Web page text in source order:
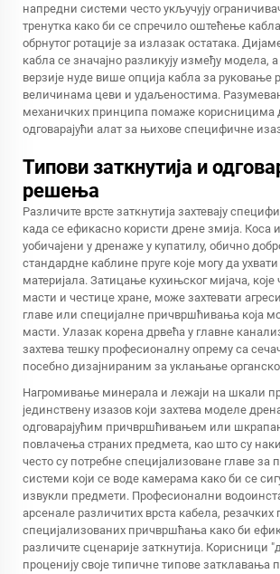
напредни системи често укључују
тренутка како би се спречило оштећење
обрнутог ротације за излазак остатака.
кабла се значајно разликују између модела,
верзије нуде више опција кабла за руковање
величинама цеви и удаљеностима.
механичких принципа помаже корисницима
одговарајући алат за њихове специфичне
Типови заткнутија и
решења
Различите врсте заткнутија захтевају
када се ефикасно користи дрене змија. Коса
уобичајени у дренаже у купатилу, обично
стандардне каблине пруге које могу да
материјала. Затицање кухињског мијача, које
масти и честице хране, може захтевати
главе или специјалне причвршћивања која
масти. Улазак корена дрвећа у главне
захтева тешку професионалну опрему са
посебно дизајнираним за уклањање
Нагромивање минерала и лежаји на шкали
јединствену изазов који захтева моделе
одговарајућим причвршћивањем или
повлачења страних предмета, као што су
често су потребне специјализоване главе за
системи који се воде камерама како би се
извукли предмети. Професионални
арсенале различитих врста кабела, резачких
специјализованих причвршћања како би
различите сценарије заткнутија. Корисници
проценију своје типичне типове затклавања